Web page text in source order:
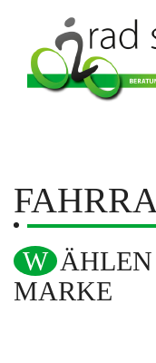
WÄHLEN SIE EINE
MARKE